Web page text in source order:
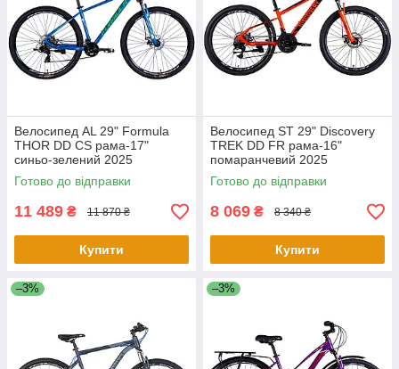
Велосипед AL 29" Formula
THOR DD CS рама-17"
синьо-зелений 2025
Готово до відправки
11 489 ₴ 11 870 ₴
Купити
Велосипед ST 29" Discovery
TREK DD FR рама-16"
помаранчевий 2025
Готово до відправки
8 069 ₴ 8 340 ₴
Купити
–3% –3%